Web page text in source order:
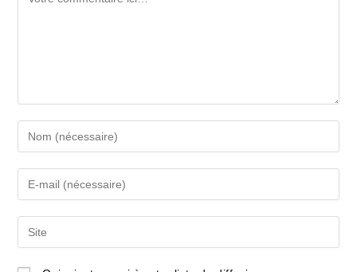
your
name
comment
your
email
address
l’URL
de